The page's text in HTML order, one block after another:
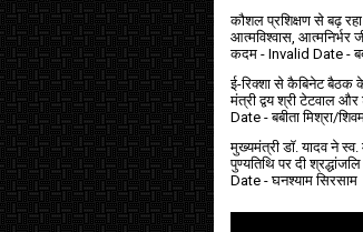
कौशल प्रशिक्षण से बढ़ रहा
आत्मविश्वास, आत्मनिर्भर
कदम - Invalid Date -
ई-रिक्शा से कैबिनेट बैठक
मंत्री द्वय श्री टेटवाल और
Date - बबीता मिश्रा/
मुख्यमंत्री डॉ. यादव ने स्व.
पुण्यतिथि पर दी श्रद्धांजलि
Date - घनश्याम सिरसाम